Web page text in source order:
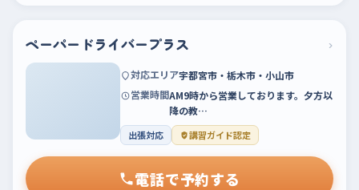
ペーパードライバープラス ›
対応エリア宇都宮市・栃木市・小山市
営業時間AM9時から営業しております。夕方以
降の教…
出張対応 講習ガイド認定
電話で予約する